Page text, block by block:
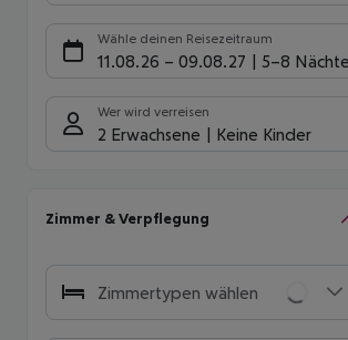
Wähle deinen Reisezeitraum
11.08.26 – 09.08.27 5-8 Nächte
Wer wird verreisen
2 Erwachsene Keine Kinder
Zimmer & Verpflegung
Zimmertypen wählen